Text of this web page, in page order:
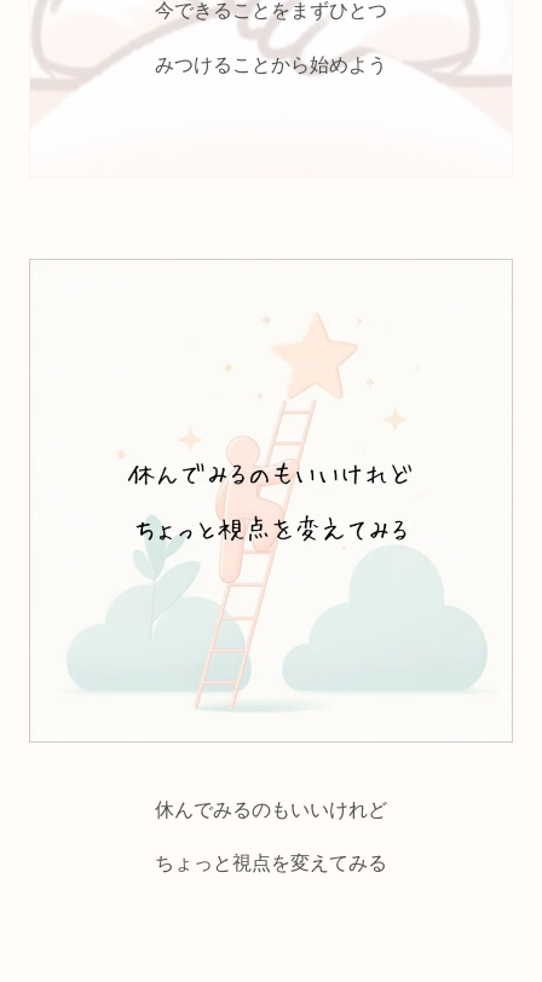
今できることをまずひとつ
みつけることから始めよう
休んでみるのもいいけれど
ちょっと視点を変えてみる